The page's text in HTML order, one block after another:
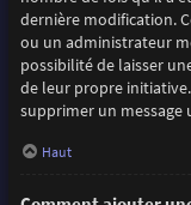
dernière modification.
ou un administrateur
possibilité de laisser
de leur propre
supprimer un message
Haut